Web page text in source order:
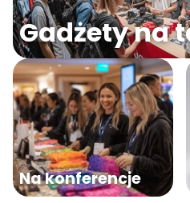
Gadżety na
Na konferencje